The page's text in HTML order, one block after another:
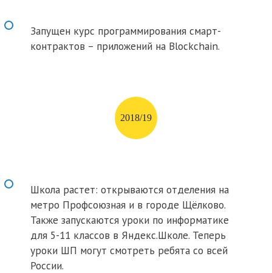
Запущен курс программирования смарт-
контрактов – приложений на Blockchain.
2018/19
Школа растет: открываются отделения на
метро Профсоюзная и в городе Щёлково.
Также запускаются уроки по информатике
для 5-11 классов в Яндекс.Школе. Теперь
уроки ШП могут смотреть ребята со всей
России.